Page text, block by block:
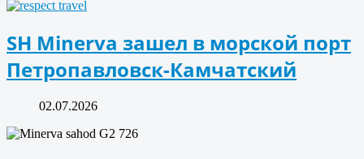
SH Minerva зашел в морской порт
Петропавловск-Камчатский
02.07.2026